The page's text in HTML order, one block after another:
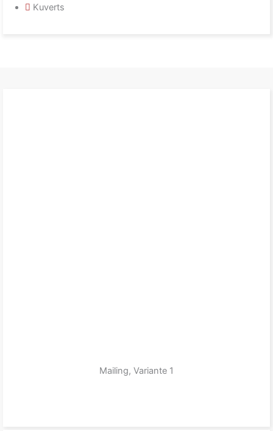
Kuverts
Mailing, Variante 1